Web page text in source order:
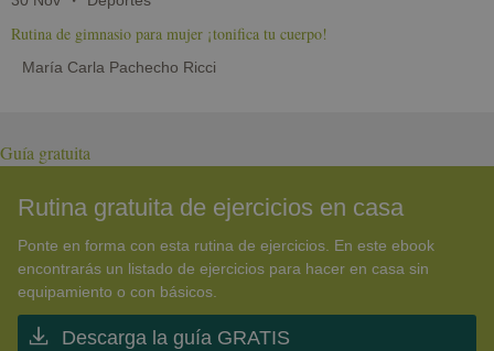
Rutina de gimnasio para mujer ¡tonifica tu cuerpo!
María Carla Pachecho Ricci
Guía gratuita
Rutina gratuita de ejercicios en casa
Ponte en forma con esta rutina de ejercicios. En este ebook
encontrarás un listado de ejercicios para hacer en casa sin
equipamiento o con básicos.
Descarga la guía GRATIS